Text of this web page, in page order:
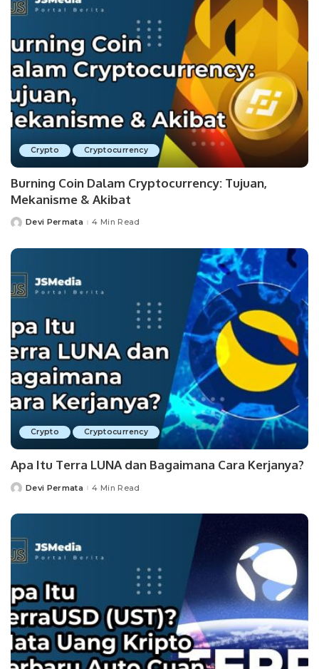
Crypto Cryptocurrency
Burning Coin Dalam Cryptocurrency: Tujuan,
Mekanisme & Akibat
PostedDevi Permata 4 Min Read
Crypto Cryptocurrency
Apa Itu Terra LUNA dan Bagaimana Cara Kerjanya?
PostedDevi Permata 4 Min Read